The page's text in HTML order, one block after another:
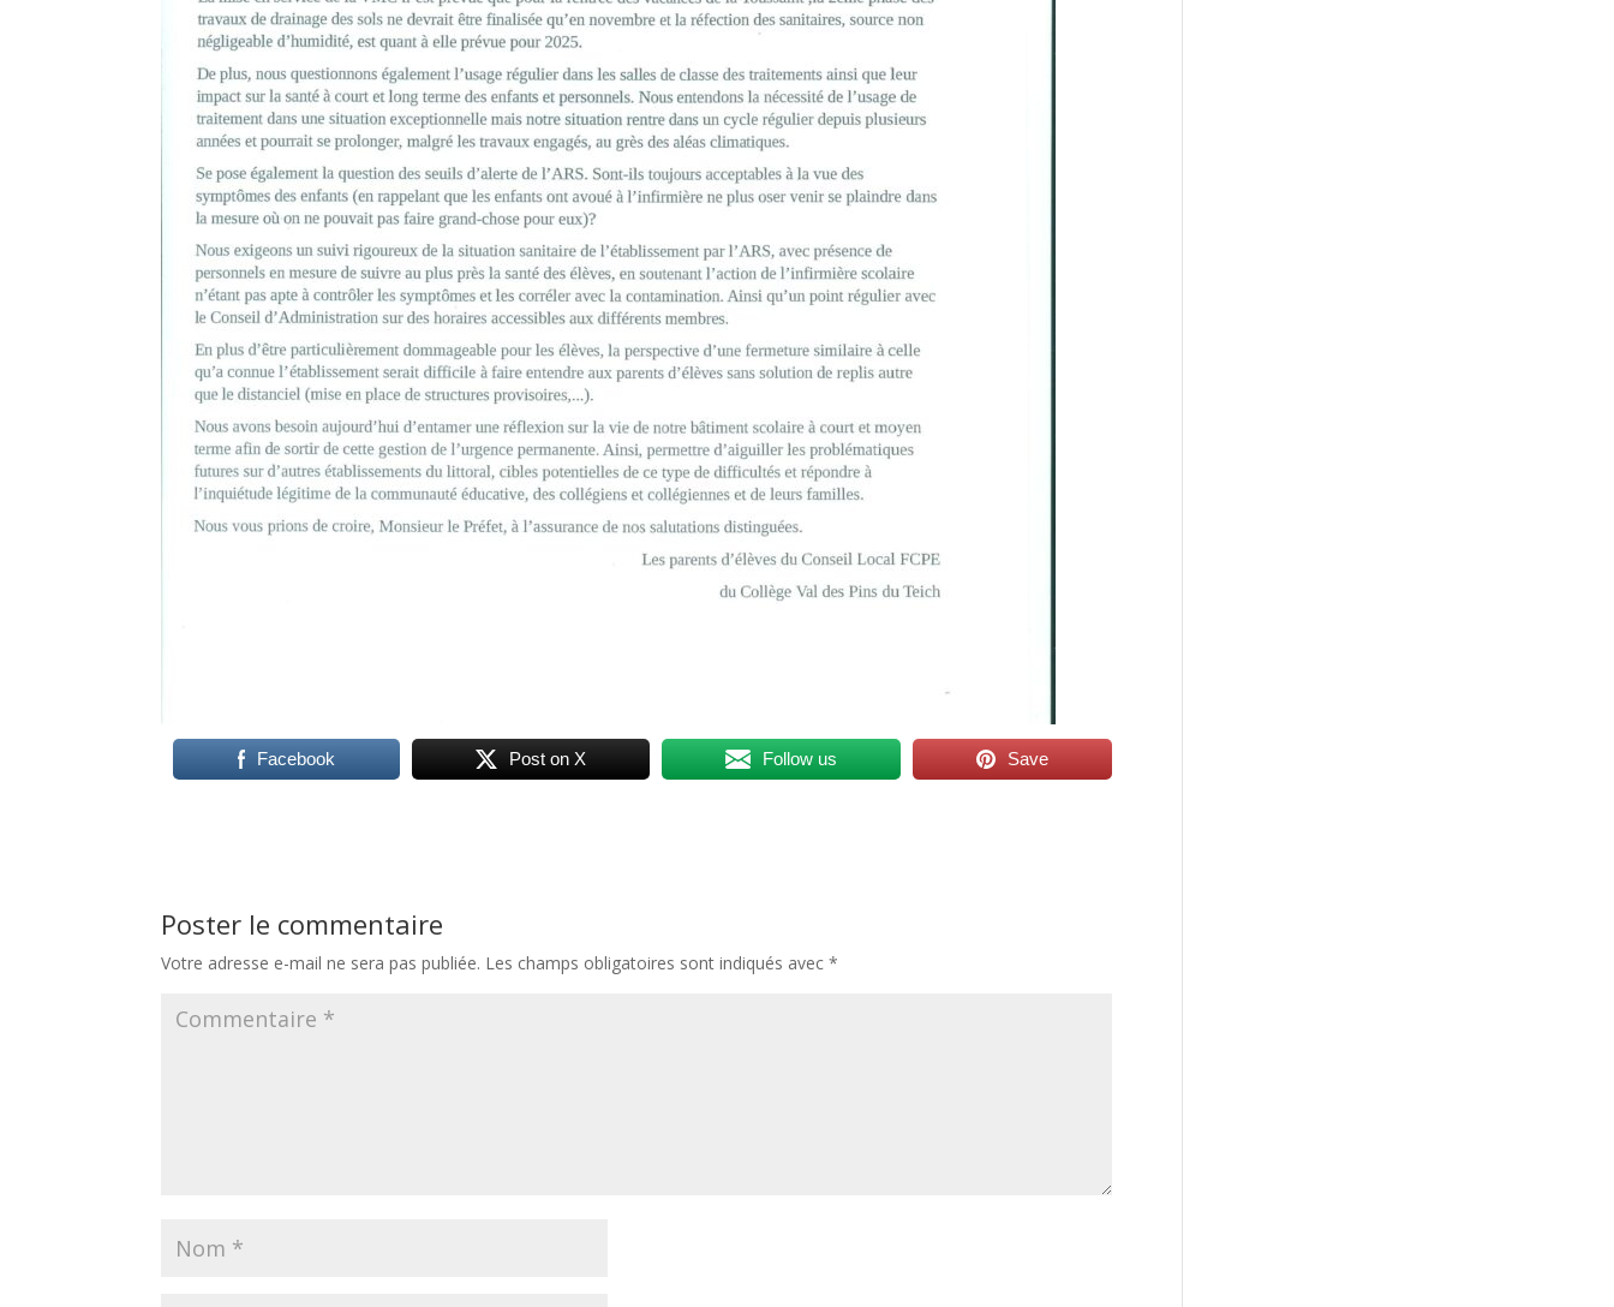
Facebook Post on X Follow us Save
Poster le commentaire
Votre adresse e-mail ne sera pas publiée. Les champs obligatoires sont indiqués avec*